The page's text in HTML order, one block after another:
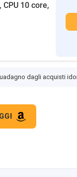
10 core,
dagli acquisti